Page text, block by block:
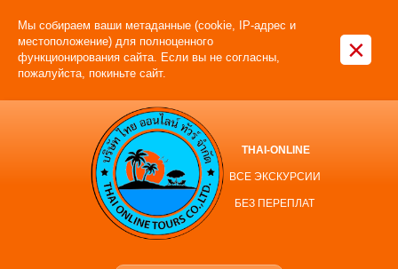
Мы собираем ваши метаданные (cookie, IP-адрес и
местоположение) для полноценного
функционирования сайта. Если вы не согласны,
пожалуйста, покиньте сайт.
×
THAI-ONLINE
ВСЕ ЭКСКУРСИИ
БЕЗ ПЕРЕПЛАТ